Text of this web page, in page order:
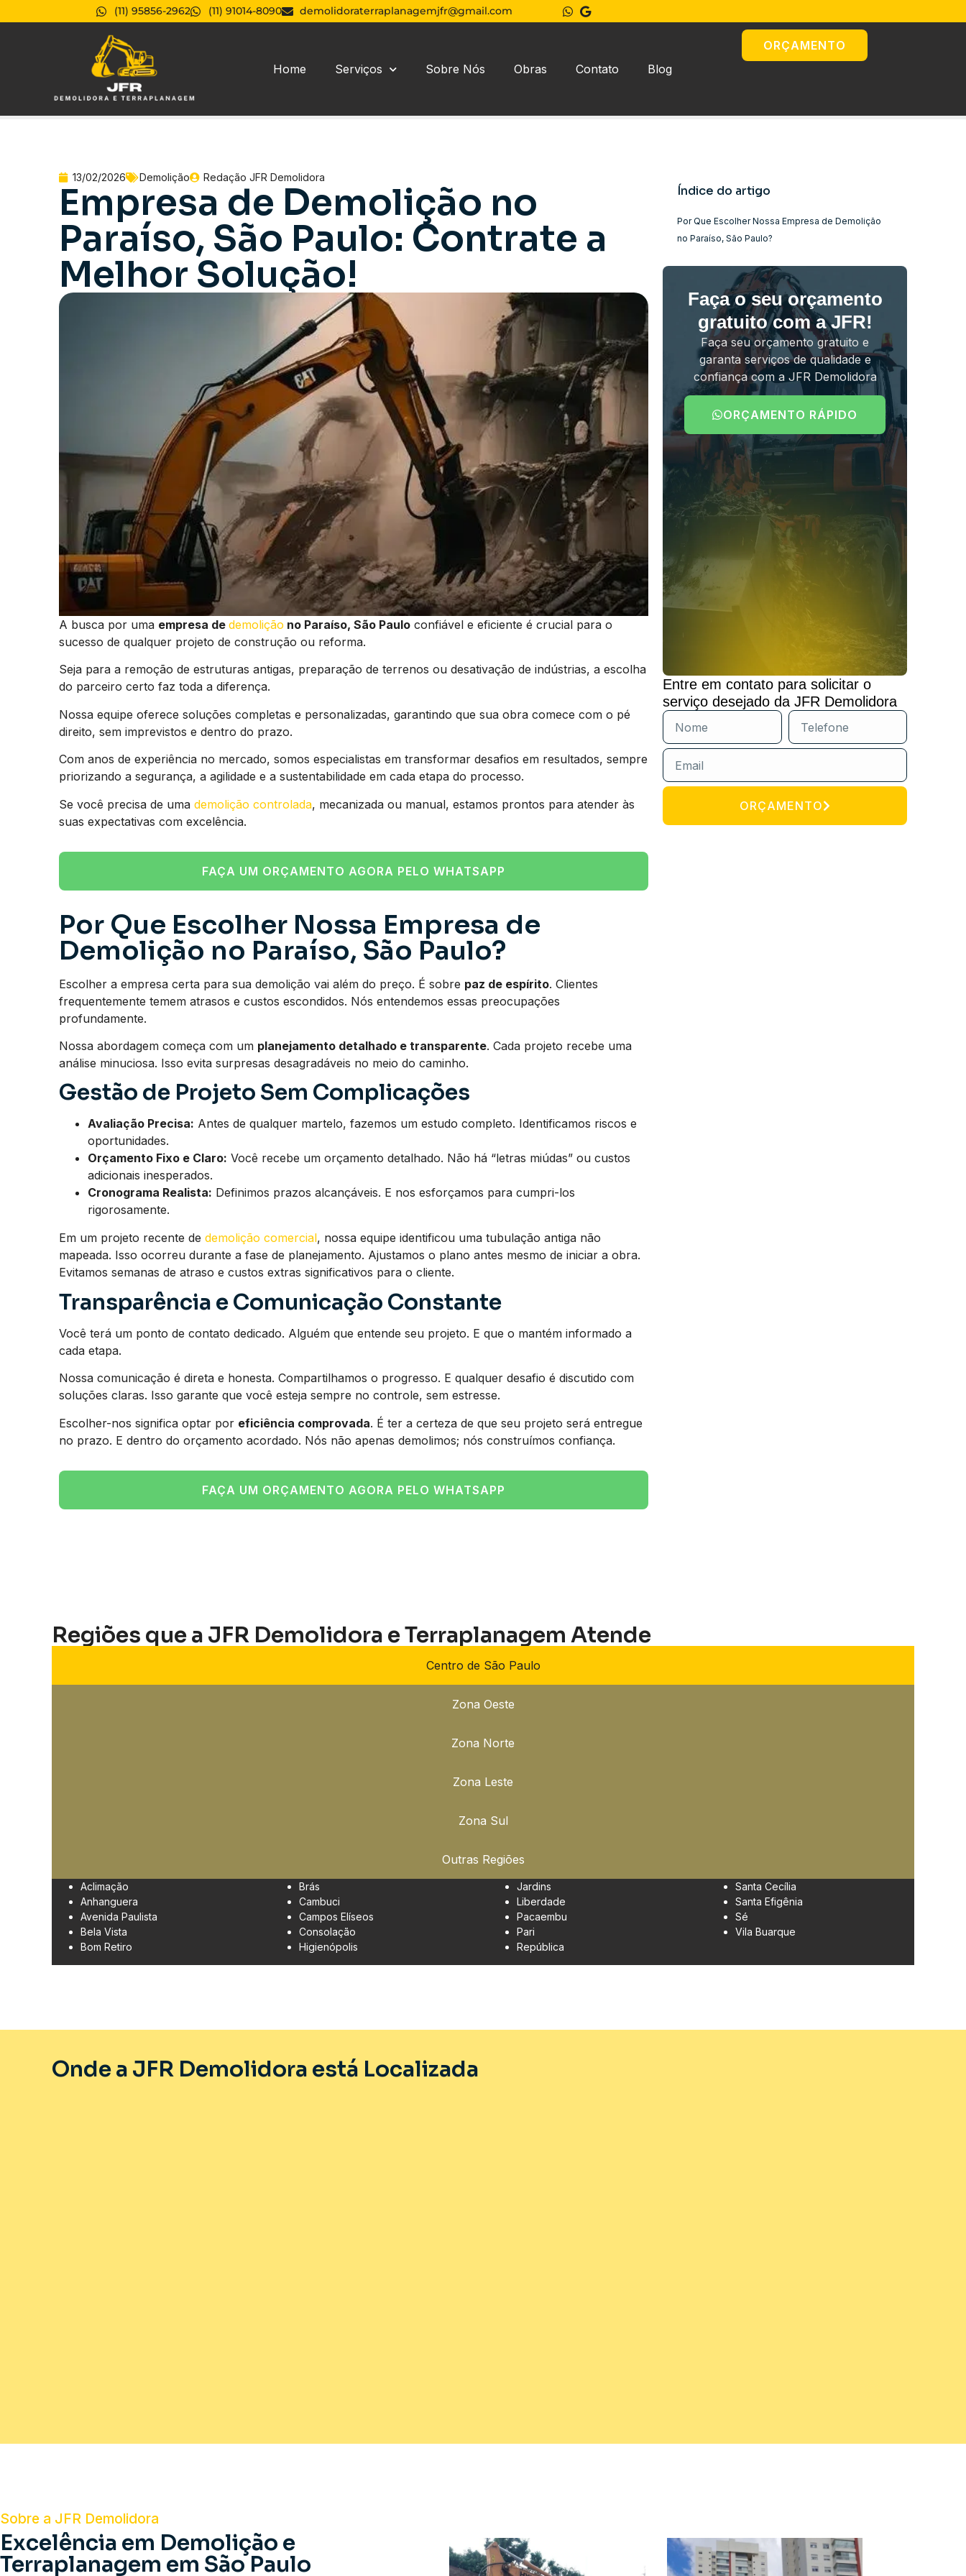
(11) 95856-2962 (11) 91014-8090 demolidoraterraplanagemjfr@gmail.com
Home Serviços Sobre Nós Obras Contato Blog
ORÇAMENTO
13/02/2026 Demolição Redação JFR Demolidora
Empresa de Demolição no
Paraíso, São Paulo: Contrate a
Melhor Solução!
A busca por uma empresa de demolição no Paraíso, São Paulo confiável e eficiente é crucial para o
sucesso de qualquer projeto de construção ou reforma.
Seja para a remoção de estruturas antigas, preparação de terrenos ou desativação de indústrias, a escolha
do parceiro certo faz toda a diferença.
Nossa equipe oferece soluções completas e personalizadas, garantindo que sua obra comece com o pé
direito, sem imprevistos e dentro do prazo.
Com anos de experiência no mercado, somos especialistas em transformar desafios em resultados, sempre
priorizando a segurança, a agilidade e a sustentabilidade em cada etapa do processo.
Se você precisa de uma demolição controlada, mecanizada ou manual, estamos prontos para atender às
suas expectativas com excelência.
FAÇA UM ORÇAMENTO AGORA PELO WHATSAPP
Por Que Escolher Nossa Empresa de
Demolição no Paraíso, São Paulo?
Escolher a empresa certa para sua demolição vai além do preço. É sobre paz de espírito. Clientes
frequentemente temem atrasos e custos escondidos. Nós entendemos essas preocupações
profundamente.
Nossa abordagem começa com um planejamento detalhado e transparente. Cada projeto recebe uma
análise minuciosa. Isso evita surpresas desagradáveis no meio do caminho.
Gestão de Projeto Sem Complicações
Avaliação Precisa: Antes de qualquer martelo, fazemos um estudo completo. Identificamos riscos e
oportunidades.
Orçamento Fixo e Claro: Você recebe um orçamento detalhado. Não há “letras miúdas” ou custos
adicionais inesperados.
Cronograma Realista: Definimos prazos alcançáveis. E nos esforçamos para cumpri-los
rigorosamente.
Em um projeto recente de demolição comercial, nossa equipe identificou uma tubulação antiga não
mapeada. Isso ocorreu durante a fase de planejamento. Ajustamos o plano antes mesmo de iniciar a obra.
Evitamos semanas de atraso e custos extras significativos para o cliente.
Transparência e Comunicação Constante
Você terá um ponto de contato dedicado. Alguém que entende seu projeto. E que o mantém informado a
cada etapa.
Nossa comunicação é direta e honesta. Compartilhamos o progresso. E qualquer desafio é discutido com
soluções claras. Isso garante que você esteja sempre no controle, sem estresse.
Escolher-nos significa optar por eficiência comprovada. É ter a certeza de que seu projeto será entregue
no prazo. E dentro do orçamento acordado. Nós não apenas demolimos; nós construímos confiança.
FAÇA UM ORÇAMENTO AGORA PELO WHATSAPP
Índice do artigo
Por Que Escolher Nossa Empresa de Demolição
no Paraíso, São Paulo?
Faça o seu orçamento
gratuito com a JFR!
Faça seu orçamento gratuito e
garanta serviços de qualidade e
confiança com a JFR Demolidora
ORÇAMENTO RÁPIDO
Entre em contato para solicitar o
serviço desejado da JFR Demolidora
ORÇAMENTO
Regiões que a JFR Demolidora e Terraplanagem Atende
Centro de São Paulo
Zona Oeste
Zona Norte
Zona Leste
Zona Sul
Outras Regiões
Aclimação
Anhanguera
Avenida Paulista
Bela Vista
Bom Retiro
Brás
Cambuci
Campos Elíseos
Consolação
Higienópolis
Jardins
Liberdade
Pacaembu
Pari
República
Santa Cecília
Santa Efigênia
Sé
Vila Buarque
Onde a JFR Demolidora está Localizada
Sobre a JFR Demolidora
Excelência em Demolição e
Terraplanagem em São Paulo